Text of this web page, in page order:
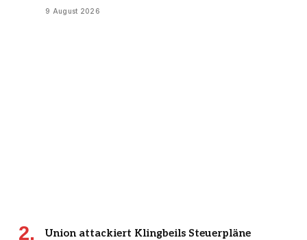
9 August 2026
Union attackiert Klingbeils Steuerpläne